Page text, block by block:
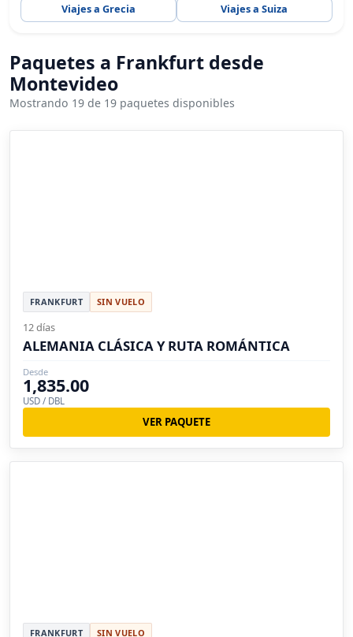
Viajes a Grecia
Viajes a Suiza
Paquetes a Frankfurt desde
Montevideo
Mostrando 19 de 19 paquetes disponibles
FRANKFURT SIN VUELO
12 días
ALEMANIA CLÁSICA Y RUTA ROMÁNTICA
Desde
1,835.00
USD / DBL
VER PAQUETE
FRANKFURT SIN VUELO